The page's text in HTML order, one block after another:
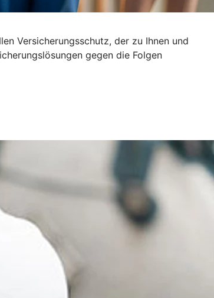
Versicherungsschutz, der zu Ihnen und
gegen die Folgen